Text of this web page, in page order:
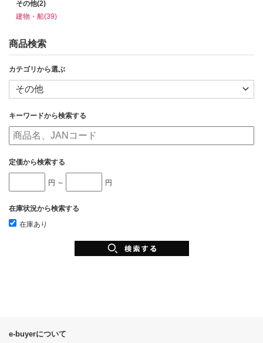
その他(2)
建物・船(39)
商品検索
カテゴリから選ぶ
キーワードから検索する
定価から検索する
円 ～ 円
在庫状況から検索する
在庫あり
e-buyerについて